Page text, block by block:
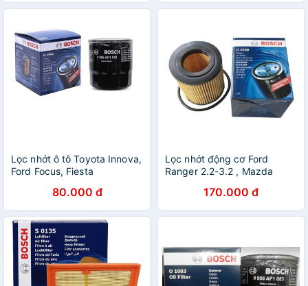
Lọc nhớt ô tô Toyota Innova,
Ford Focus, Fiesta
80.000 đ
Lọc nhớt động cơ Ford
Ranger 2.2-3.2 , Mazda
hãng 100% (Có tem chống
hàng giả)
170.000 đ